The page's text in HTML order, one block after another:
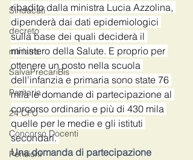
Sindacati
decreto
ministro
SalvaPrecariBis
Paritaria
24 CFU
Concorso Docenti
Pensioni
ribadito dalla ministra Lucia Azzolina,
dipenderà dai dati epidemiologici
sulla base dei quali deciderà il
ministero della Salute. E proprio per
ottenere un posto nella scuola
dell'infanzia e primaria sono state 76
mila le domande di partecipazione al
corcorso ordinario e più di 430 mila
quelle per le medie e gli istituti
secondari.
Una domanda di partecipazione